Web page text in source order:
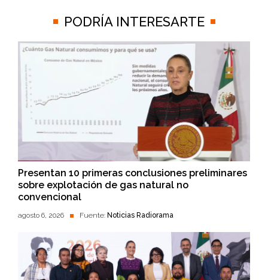
PODRÍA INTERESARTE
Presentan 10 primeras conclusiones preliminares
sobre explotación de gas natural no
convencional
agosto 6, 2026 Fuente: Noticias Radiorama